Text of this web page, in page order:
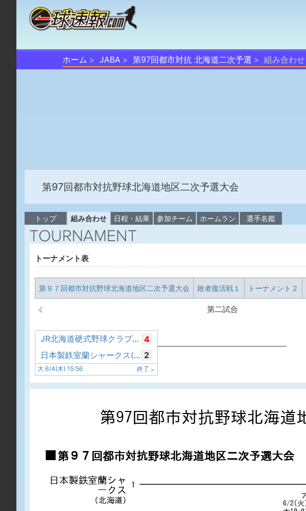
ホーム JABA 第97回都市対抗 北海道二次予選 組み合わせ
第97回都市対抗野球北海道地区二次予選大会
トップ 組み合わせ 日程・結果 参加チーム ホームラン 選手名鑑
トーナメント表
第９７回都市対抗野球北海道地区二次予選大会 敗者復活戦１ トーナメント２
第二試合
JR北海道硬式野球クラブ(北海道) 4
日本製鉄室蘭シャークス(北海道) 2
大 6/4(木) 15:56 終了